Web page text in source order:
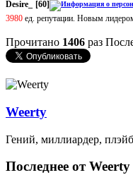
Desire_ [60]
3980 ед. репутации. Новым
Прочитано 1406 раз
Weerty
Гений, миллиардер,
Последнее от Weerty